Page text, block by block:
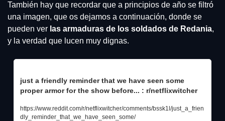
También hay que recordar que a principios de año se filtró
una imagen, que os dejamos a continuación, donde se
pueden ver las armaduras de los soldados de Redania,
y la verdad que lucen muy dignas.
just a friendly reminder that we have seen some
proper armor for the show before... : r/netflixwitcher
https://www.reddit.com/r/netflixwitcher/comments/bssk1l/just_a_frien
dly_reminder_that_we_have_seen_some/